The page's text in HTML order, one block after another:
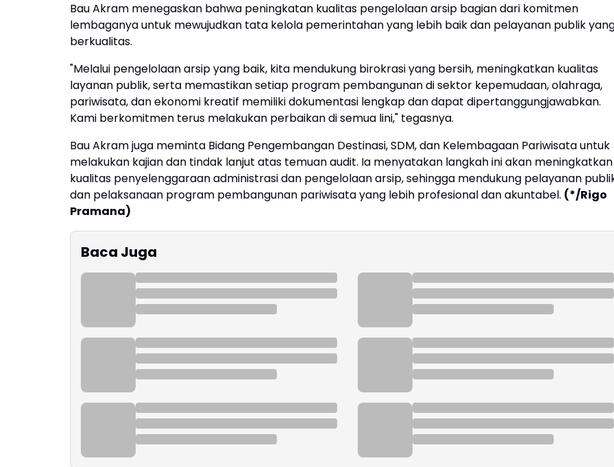
Bau Akram menegaskan bahwa peningkatan kualitas pengelolaan arsip bagian dari komitmen
lembaganya untuk mewujudkan tata kelola pemerintahan yang lebih baik dan pelayanan publik
berkualitas.
"Melalui pengelolaan arsip yang baik, kita mendukung birokrasi yang bersih, meningkatkan kualitas
layanan publik, serta memastikan setiap program pembangunan di sektor kepemudaan, olahraga,
pariwisata, dan ekonomi kreatif memiliki dokumentasi lengkap dan dapat dipertanggungjawabkan.
Kami berkomitmen terus melakukan perbaikan di semua lini," tegasnya.
Bau Akram juga meminta Bidang Pengembangan Destinasi, SDM, dan Kelembagaan Pariwisata untuk
melakukan kajian dan tindak lanjut atas temuan audit. Ia menyatakan langkah ini akan meningkatkan
kualitas penyelenggaraan administrasi dan pengelolaan arsip, sehingga mendukung pelayanan
dan pelaksanaan program pembangunan pariwisata yang lebih profesional dan akuntabel. (*/Rigo
Pramana)
Baca Juga